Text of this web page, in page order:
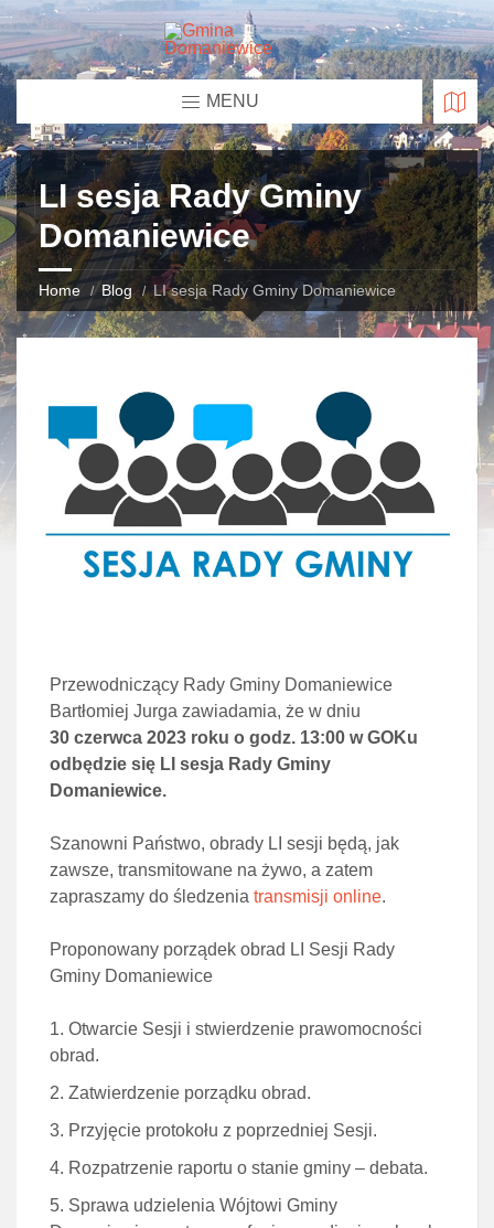
MENU
LI sesja Rady Gminy
Domaniewice
Home Blog LI sesja Rady Gminy Domaniewice
Przewodniczący Rady Gminy Domaniewice
Bartłomiej Jurga zawiadamia, że w dniu
30 czerwca 2023 roku o godz. 13:00 w GOKu
odbędzie się LI sesja Rady Gminy
Domaniewice.
Szanowni Państwo, obrady LI sesji będą, jak
zawsze, transmitowane na żywo, a zatem
zapraszamy do śledzenia transmisji online.
Proponowany porządek obrad LI Sesji Rady
Gminy Domaniewice
Otwarcie Sesji i stwierdzenie prawomocności
obrad.
Zatwierdzenie porządku obrad.
Przyjęcie protokołu z poprzedniej Sesji.
Rozpatrzenie raportu o stanie gminy – debata.
Sprawa udzielenia Wójtowi Gminy